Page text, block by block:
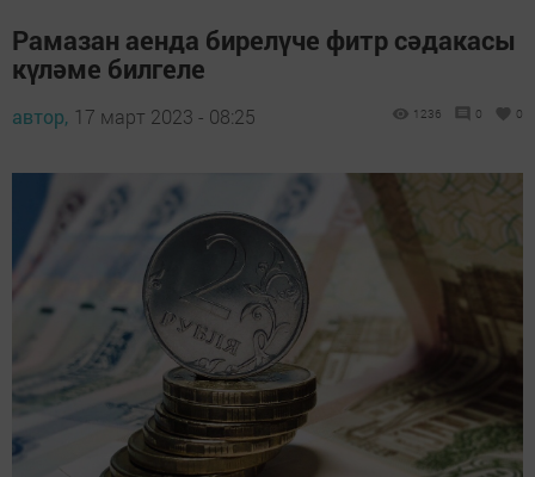
Рамазан аенда бирелүче фитр сәдакасы
күләме билгеле
автор, 17 март 2023 - 08:25 1236 0 0